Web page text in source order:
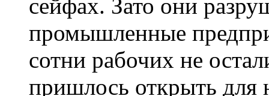
сейфах. Зато они
промышленные
сотни рабочих не
пришлось открыть для